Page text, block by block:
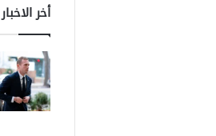
أخر الاخبار